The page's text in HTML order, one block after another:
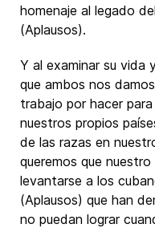
homenaje al legado
(Aplausos).
Y al examinar su vida
que ambos nos
trabajo por hacer
nuestros propios
de las razas en
queremos que
levantarse a los
(Aplausos) que han
no puedan lograr